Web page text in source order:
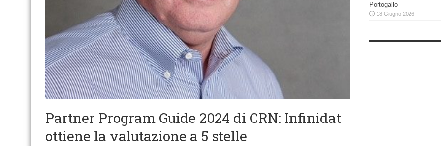
Partner Program Guide 2024 di CRN: Infinidat
ottiene la valutazione a 5 stelle
Portogallo
18 Giugno 2026